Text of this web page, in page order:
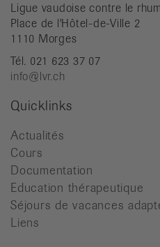
Ligue vaudoise contre le
Place de l'Hôtel-de-Ville 2
1110 Morges
Tél. 021 623 37 07
info@lvr.ch
Quicklinks
Actualités
Cours
Documentation
Education thérapeutique
Séjours de vacances
Liens